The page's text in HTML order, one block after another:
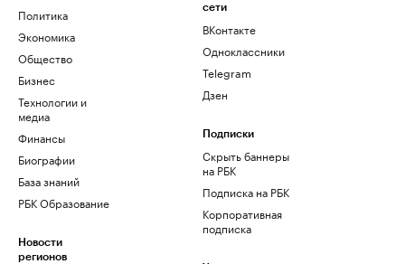
Политика
Экономика
Общество
Бизнес
Технологии и
медиа
Финансы
Биографии
База знаний
РБК Образование
Новости
регионов
сети
ВКонтакте
Одноклассники
Telegram
Дзен
Подписки
Скрыть баннеры
на РБК
Подписка на РБК
Корпоративная
подписка